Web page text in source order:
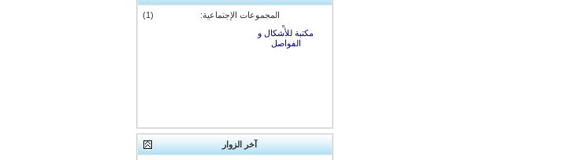
(1)
المجموعات الإجتماعية:
مكتبة للأشكال و
الفواصل
آخر الزوار